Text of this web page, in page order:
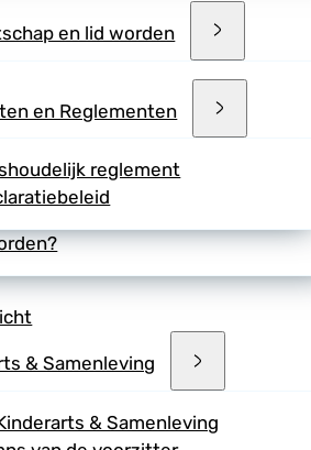
en lid worden
en Reglementen
reglement
& Samenleving
& Samenleving
8.30 - 17.00 uur
Medica